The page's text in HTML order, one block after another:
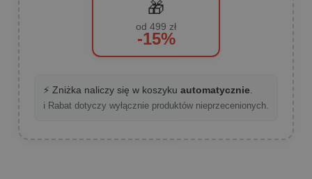
🎁
od 499 zł
-15%
⚡ Zniżka naliczy się w koszyku automatycznie
ℹ️ Rabat dotyczy wyłącznie produktów nieprzecenionych.